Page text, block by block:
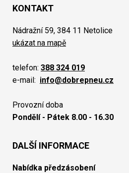
KONTAKT
Nádražní 59, 384 11 Netolice
ukázat na mapě
telefon: 388 324 019
e-mail: info@dobrepneu.cz
Provozní doba
Pondělí - Pátek 8.00 - 16.30
DALŠÍ INFORMACE
Nabídka předzásobení